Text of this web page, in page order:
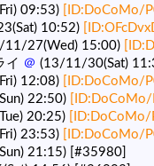
09:53) [ID:DoCoMo/
10:52)
11/27(Wed) 15:00)
イ ＠ (13/11/30(Sat)
12:08) [ID:DoCoMo/
22:50)
20:25)
23:53) [ID:DoCoMo/
21:15) [#35980]